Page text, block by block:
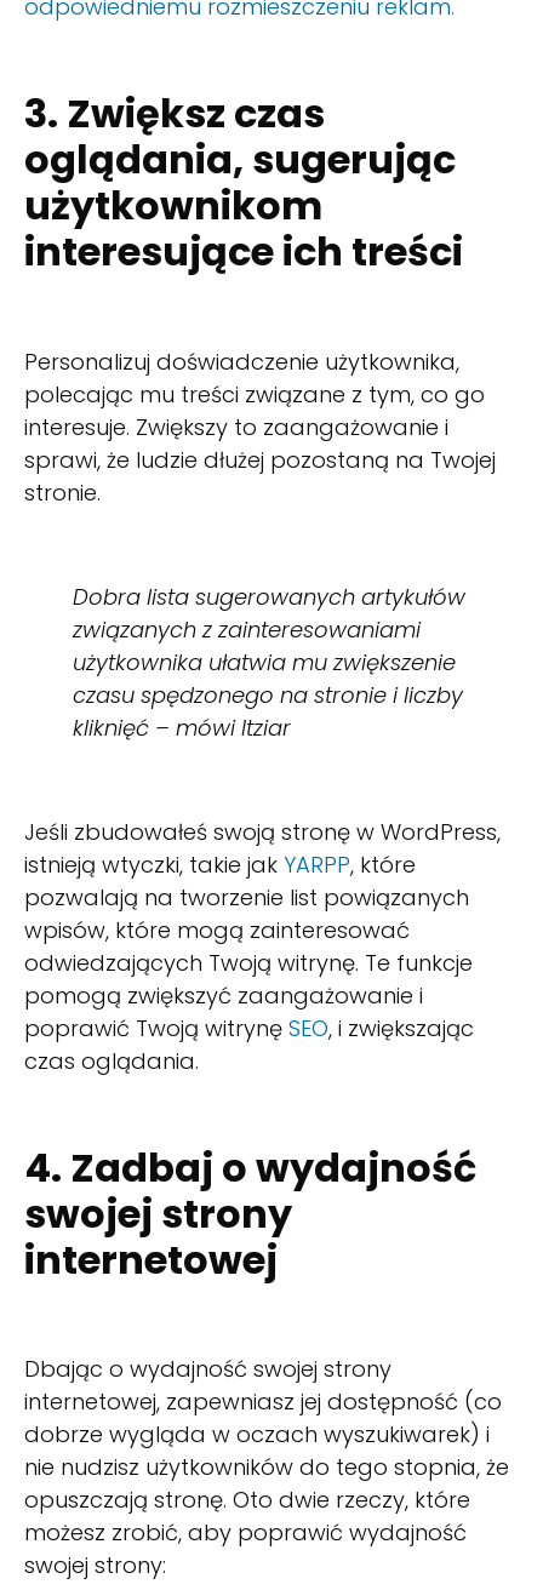
odpowiedniemu rozmieszczeniu reklam.
3. Zwiększ czas
oglądania, sugerując
użytkownikom
interesujące ich treści
Personalizuj doświadczenie użytkownika,
polecając mu treści związane z tym, co go
interesuje. Zwiększy to zaangażowanie i
sprawi, że ludzie dłużej pozostaną na Twojej
stronie.
Dobra lista sugerowanych artykułów
związanych z zainteresowaniami
użytkownika ułatwia mu zwiększenie
czasu spędzonego na stronie i liczby
kliknięć – mówi Itziar
Jeśli zbudowałeś swoją stronę w WordPress,
istnieją wtyczki, takie jak YARPP, które
pozwalają na tworzenie list powiązanych
wpisów, które mogą zainteresować
odwiedzających Twoją witrynę. Te funkcje
pomogą zwiększyć zaangażowanie i
poprawić Twoją witrynę SEO, i zwiększając
czas oglądania.
4. Zadbaj o wydajność
swojej strony
internetowej
Dbając o wydajność swojej strony
internetowej, zapewniasz jej dostępność (co
dobrze wygląda w oczach wyszukiwarek) i
nie nudzisz użytkowników do tego stopnia, że
opuszczają stronę. Oto dwie rzeczy, które
możesz zrobić, aby poprawić wydajność
swojej strony: